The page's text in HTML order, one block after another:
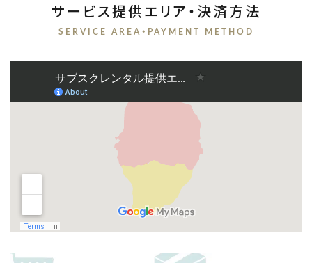
サービス提供エリア・決済方法
SERVICE AREA・PAYMENT METHOD